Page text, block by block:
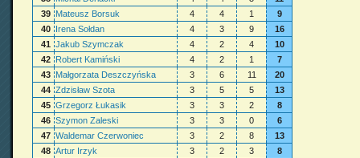
39 Mateusz Borsuk 4 4 1
9
40 Irena Sołdan 4 3 9
16
41 Jakub Szymczak 4 2 4
10
42 Robert Kamiński 4 2 1
7
43 Małgorzata Deszczyńska 3 6 11
20
44 Zdzisław Szota 3 5 5
13
45 Grzegorz Łukasik 3 3 2
8
46 Szymon Zaleski 3 3 0
6
47 Waldemar Czerwoniec 3 2 8
13
48 Artur Irzyk 3 2 3
8